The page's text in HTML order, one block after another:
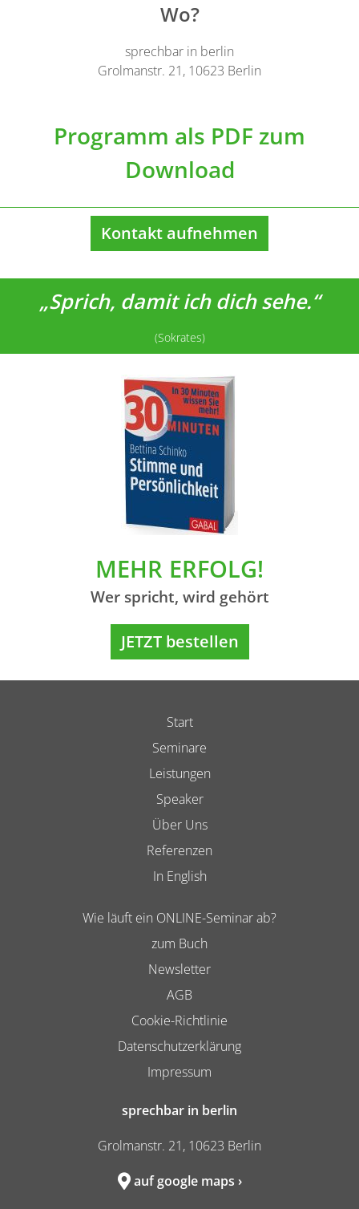
Wo?
sprechbar in berlin
Grolmanstr. 21, 10623 Berlin
Programm als PDF zum
Download
Kontakt aufnehmen
„Sprich, damit ich dich sehe.“
(Sokrates)
MEHR ERFOLG!
Wer spricht, wird gehört
JETZT bestellen
Start
Seminare
Leistungen
Speaker
Über Uns
Referenzen
In English
Wie läuft ein ONLINE-Seminar ab?
zum Buch
Newsletter
AGB
Cookie-Richtlinie
Datenschutzerklärung
Impressum
sprechbar in berlin
Grolmanstr. 21, 10623 Berlin
auf google maps ›